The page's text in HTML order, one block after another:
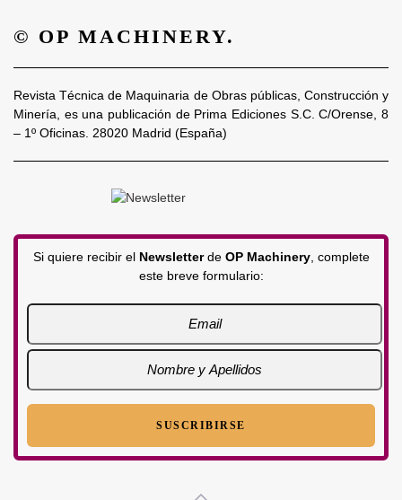
© OP MACHINERY.
Revista Técnica de Maquinaria de Obras públicas, Construcción y
Minería, es una publicación de Prima Ediciones S.C. C/Orense, 8
– 1º Oficinas. 28020 Madrid (España)
Si quiere recibir el Newsletterde OP Machinery, complete
este breve formulario: